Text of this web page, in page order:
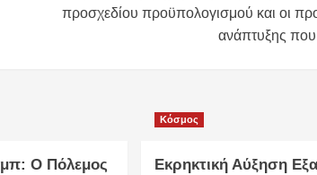
προσχεδίου προϋπολογισμού και οι
ανάπτυξης που
Ο Πόλεμος
Κόσμος
Εκρηκτική Αύξηση